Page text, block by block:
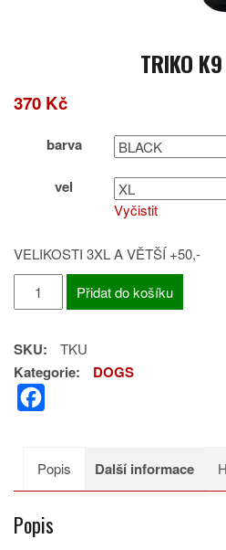
TRIKO
370 Kč
barva
vel
Vyčistit
VELIKOSTI 3XL A VĚTŠÍ +50,-
TRIKO
K9
množství
Přidat do košíku
SKU: TKU
Kategorie: DOGS
e
o
Popis Další informace
Popis